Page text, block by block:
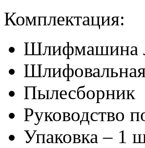
Комплектация:
Шлифмашина
Пылесборник
Руководство
Упаковка – 1